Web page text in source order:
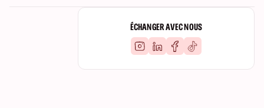
ÉCHANGER AVEC NOUS